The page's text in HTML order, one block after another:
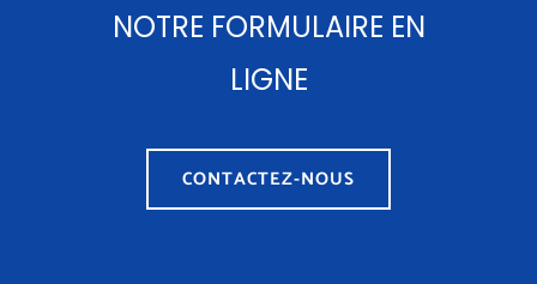
NOTRE FORMULAIRE EN
LIGNE
CONTACTEZ-NOUS